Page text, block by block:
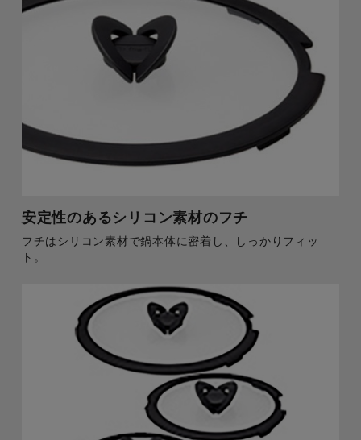
安定性のあるシリコン素材のフチ
フチはシリコン素材で鍋本体に密着し、しっかりフィッ
ト。